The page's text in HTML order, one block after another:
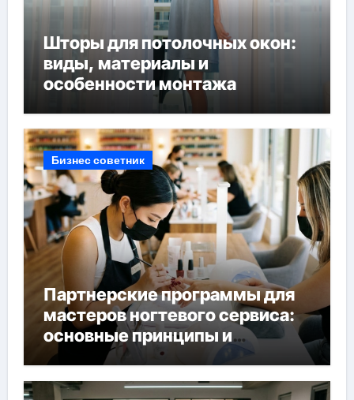
Шторы для потолочных окон:
виды, материалы и
особенности монтажа
Бизнес советник
Партнерские программы для
мастеров ногтевого сервиса:
основные принципы и
форматы участия